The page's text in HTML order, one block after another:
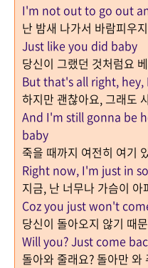
I'm not out to go out
난 밤새 나가서 바람피우
Just like you did baby
당신이 그랬던 것처럼요
But that's all right,
하지만 괜찮아요, 그래도
And I'm still gonna be
baby
죽을 때까지 여전히 여기
Right now, I'm just in
지금, 난 너무나 가슴이 아
Coz you just won't
당신이 돌아오지 않기 때
Will you? Just come
돌아와 줄래요?돌아만 와